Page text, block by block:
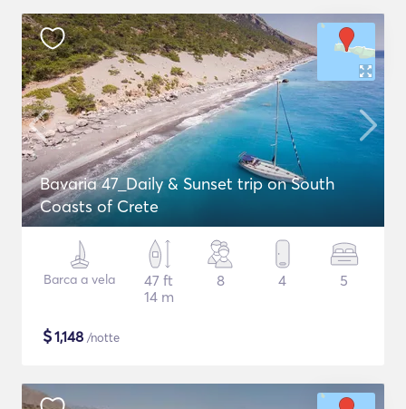
Bavaria 47_Daily & Sunset trip on South
Coasts of Crete
Barca a vela
47 ft
14 m
8 4 5
$1,148 /notte